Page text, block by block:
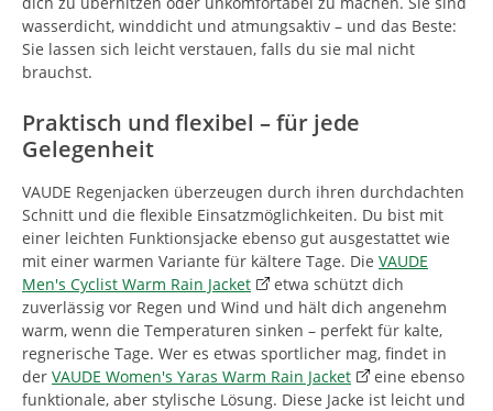
wasserdicht, winddicht und atmungsaktiv – und das Beste:
Sie lassen sich leicht verstauen, falls du sie mal nicht
brauchst.
Praktisch und flexibel – für jede
Gelegenheit
VAUDE Regenjacken überzeugen durch ihren durchdachten
Schnitt und die flexible Einsatzmöglichkeiten. Du bist mit
einer leichten Funktionsjacke ebenso gut ausgestattet wie
mit einer warmen Variante für kältere Tage. Die VAUDE
Men's Cyclist Warm Rain Jacket
etwa schützt dich
zuverlässig vor Regen und Wind und hält dich angenehm
warm, wenn die Temperaturen sinken – perfekt für kalte,
regnerische Tage. Wer es etwas sportlicher mag, findet in
der VAUDE Women's Yaras Warm Rain Jacket
eine ebenso
funktionale, aber stylische Lösung. Diese Jacke ist leicht und